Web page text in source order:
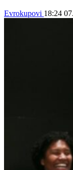
Evrokupovi 18:24